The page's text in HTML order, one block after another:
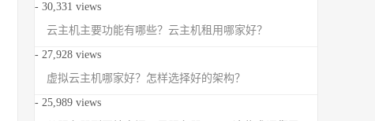
- 30,331 views
云主机主要功能有哪些？云主机租用哪家好？
- 27,928 views
虚拟云主机哪家好？怎样选择好的架构？
- 25,989 views